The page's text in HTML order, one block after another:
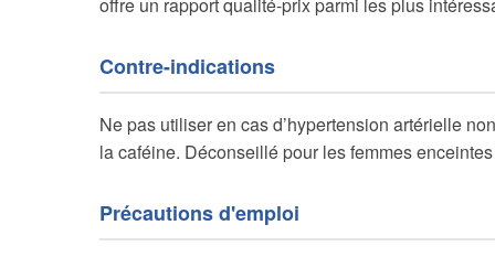
Contre-indications
Ne pas utiliser en cas d’hypertension artérielle
la caféine. Déconseillé pour les femmes
Précautions d'emploi